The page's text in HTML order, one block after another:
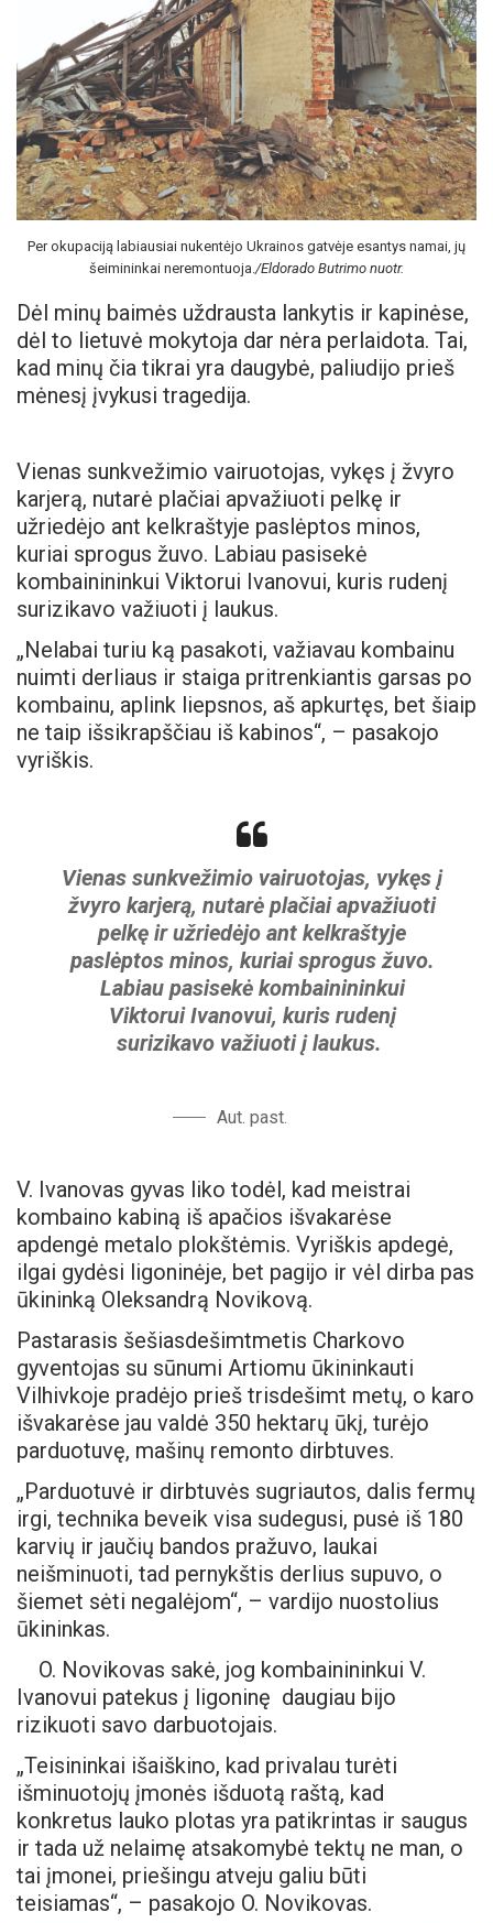
Per okupaciją labiausiai nukentėjo Ukrainos gatvėje esantys namai, jų
šeimininkai neremontuoja./Eldorado Butrimo nuotr.
Dėl minų baimės uždrausta lankytis ir kapinėse,
dėl to lietuvė mokytoja dar nėra perlaidota. Tai,
kad minų čia tikrai yra daugybė, paliudijo prieš
mėnesį įvykusi tragedija.
Vienas sunkvežimio vairuotojas, vykęs į žvyro
karjerą, nutarė plačiai apvažiuoti pelkę ir
užriedėjo ant kelkraštyje paslėptos minos,
kuriai sprogus žuvo. Labiau pasisekė
kombainininkui Viktorui Ivanovui, kuris rudenį
surizikavo važiuoti į laukus.
„Nelabai turiu ką pasakoti, važiavau kombainu
nuimti derliaus ir staiga pritrenkiantis garsas po
kombainu, aplink liepsnos, aš apkurtęs, bet šiaip
ne taip išsikrapščiau iš kabinos“, – pasakojo
vyriškis.
Vienas sunkvežimio vairuotojas, vykęs į
žvyro karjerą, nutarė plačiai apvažiuoti
pelkę ir užriedėjo ant kelkraštyje
paslėptos minos, kuriai sprogus žuvo.
Labiau pasisekė kombainininkui
Viktorui Ivanovui, kuris rudenį
surizikavo važiuoti į laukus.
Aut. past.
V. Ivanovas gyvas liko todėl, kad meistrai
kombaino kabiną iš apačios išvakarėse
apdengė metalo plokštėmis. Vyriškis apdegė,
ilgai gydėsi ligoninėje, bet pagijo ir vėl dirba pas
ūkininką Oleksandrą Novikovą.
Pastarasis šešiasdešimtmetis Charkovo
gyventojas su sūnumi Artiomu ūkininkauti
Vilhivkoje pradėjo prieš trisdešimt metų, o karo
išvakarėse jau valdė 350 hektarų ūkį, turėjo
parduotuvę, mašinų remonto dirbtuves.
„Parduotuvė ir dirbtuvės sugriautos, dalis fermų
irgi, technika beveik visa sudegusi, pusė iš 180
karvių ir jaučių bandos pražuvo, laukai
neišminuoti, tad pernykštis derlius supuvo, o
šiemet sėti negalėjom“, – vardijo nuostolius
ūkininkas.
O. Novikovas sakė, jog kombainininkui V.
Ivanovui patekus į ligoninę daugiau bijo
rizikuoti savo darbuotojais.
„Teisininkai išaiškino, kad privalau turėti
išminuotojų įmonės išduotą raštą, kad
konkretus lauko plotas yra patikrintas ir saugus
ir tada už nelaimę atsakomybė tektų ne man, o
tai įmonei, priešingu atveju galiu būti
teisiamas“, – pasakojo O. Novikovas.